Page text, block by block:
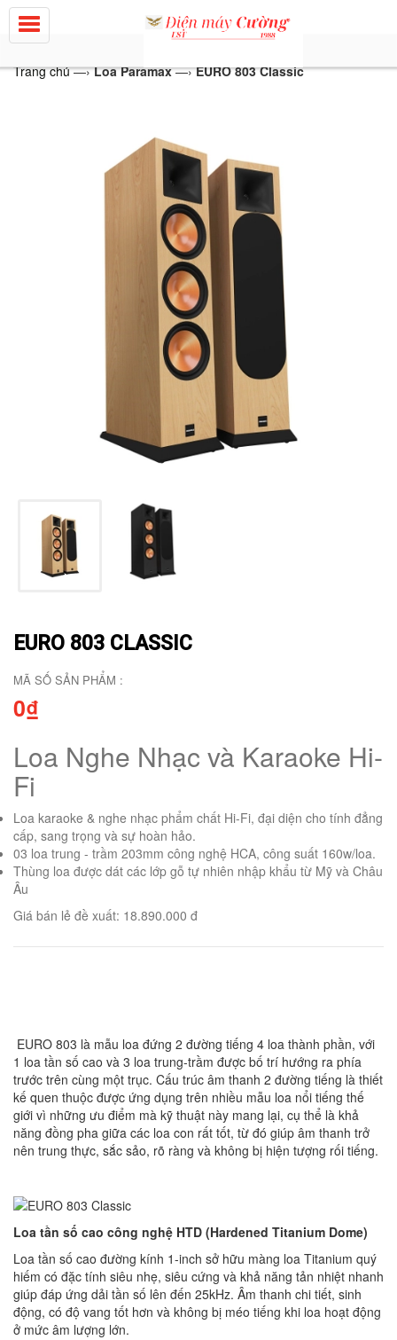
Trang chủ—› Loa Paramax—› EURO 803 Classic
EURO 803 CLASSIC
MÃ SỐ SẢN PHẨM :
0₫
Loa Nghe Nhạc và Karaoke Hi-
Fi
Loa karaoke & nghe nhạc phẩm chất Hi-Fi, đại diện cho tính đẳng
cấp, sang trọng và sự hoàn hảo.
03 loa trung - trầm 203mm công nghệ HCA, công suất 160w/loa.
Thùng loa được dát các lớp gỗ tự nhiên nhập khẩu từ Mỹ và Châu
Âu
Giá bán lẻ đề xuất: 18.890.000 đ
EURO 803 là mẫu loa đứng 2 đường tiếng 4 loa thành phần, với
1 loa tần số cao và 3 loa trung-trầm được bố trí hướng ra phía
trước trên cùng một trục. Cấu trúc âm thanh 2 đường tiếng là thiết
kế quen thuộc được ứng dụng trên nhiều mẫu loa nổi tiếng thế
giới vì những ưu điểm mà kỹ thuật này mang lại, cụ thể là khả
năng đồng pha giữa các loa con rất tốt, từ đó giúp âm thanh trở
nên trung thực, sắc sảo, rõ ràng và không bị hiện tượng rối tiếng.
Loa tần số cao công nghệ HTD (Hardened Titanium Dome)
Loa tần số cao đường kính 1-inch sở hữu màng loa Titanium quý
hiếm có đặc tính siêu nhẹ, siêu cứng và khả năng tản nhiệt nhanh
giúp đáp ứng dải tần số lên đến 25kHz. Âm thanh chi tiết, sinh
động, có độ vang tốt hơn và không bị méo tiếng khi loa hoạt động
ở mức âm lượng lớn.